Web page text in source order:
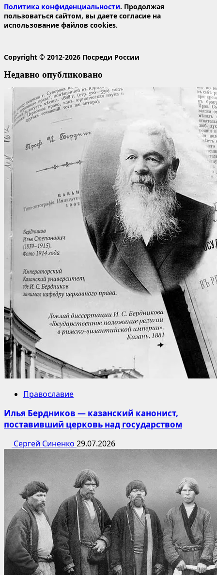
Политика конфиденциальности. Продолжая
пользоваться сайтом, вы даете согласие на
использование файлов cookies.
Copyright © 2012-2026 Посреди России
Недавно опубликовано
Православие
Илья Бердников — казанский канонист,
поставивший церковь над государством
Сергей Синенко 29.07.2026